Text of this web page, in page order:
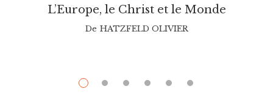
L’Europe, le Christ et le Monde
De HATZFELD OLIVIER